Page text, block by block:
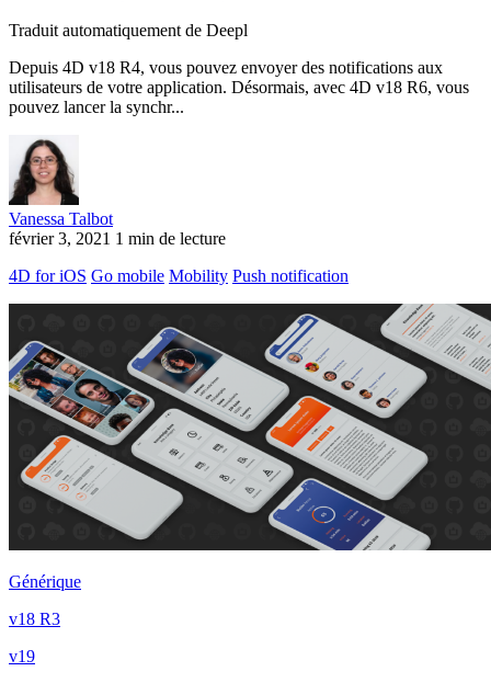
Traduit automatiquement de Deepl
Depuis 4D v18 R4, vous pouvez envoyer des notifications aux
utilisateurs de votre application. Désormais, avec 4D v18 R6, vous
pouvez lancer la synchr...
Vanessa Talbot
février 3, 2021 1 min de lecture
4D for iOS Go mobile Mobility Push notification
Générique
v18 R3
v19